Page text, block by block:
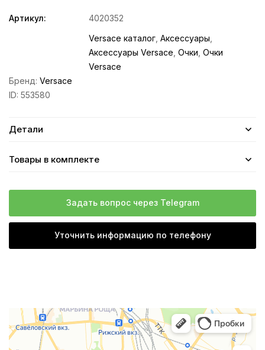
Артикул:
4020352
Versace каталог Аксессуары
Аксессуары Versace Очки Очки
Versace
Бренд: Versace
ID: 553580
Детали
Товары в комплекте
Задать вопрос через Telegram
Уточнить информацию по телефону